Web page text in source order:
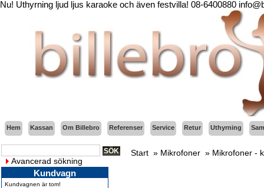
Nu! Uthyrning ljud ljus karaoke och även festvilla! 08-6400880
Hem Kassan Om Billebro Referenser Service Retur Uthyrning
Avancerad sökning
Kundvagn
Kundvagnen är tom!
Start » Mikrofoner » Mikrofoner -